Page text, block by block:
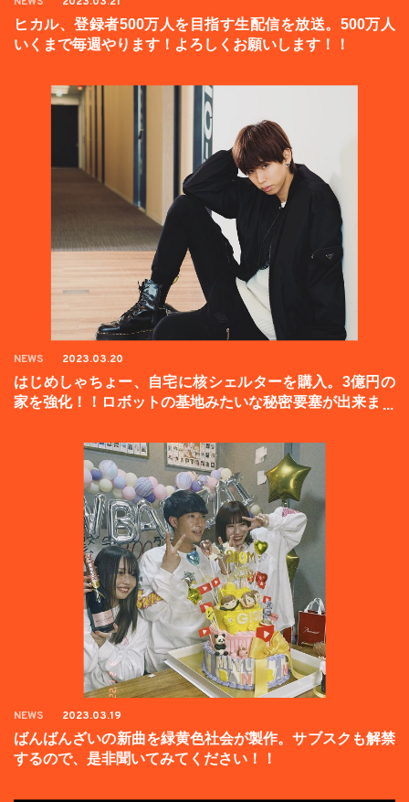
ヒカル、登録者500万人を目指す生配信を放送。500万人
いくまで毎週やります！よろしくお願いします！！
NEWS 2023.03.20
はじめしゃちょー、自宅に核シェルターを購入。3億円の
家を強化！！ロボットの基地みたいな秘密要塞が出来まし
NEWS 2023.03.19
ばんばんざいの新曲を緑黄色社会が製作。サブスクも解禁
するので、是非聞いてみてください！！